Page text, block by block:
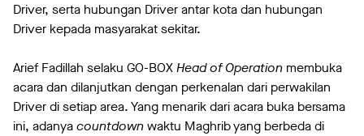
Driver, serta hubungan Driver antar kota dan hubungan
Driver kepada masyarakat sekitar.
Arief Fadillah selaku GO-BOXHead of Operation membuka
acara dan dilanjutkan dengan perkenalan dari perwakilan
Driver di setiap area. Yang menarik dari acara buka bersama
ini, adanyacountdownwaktu Maghrib yang berbeda di